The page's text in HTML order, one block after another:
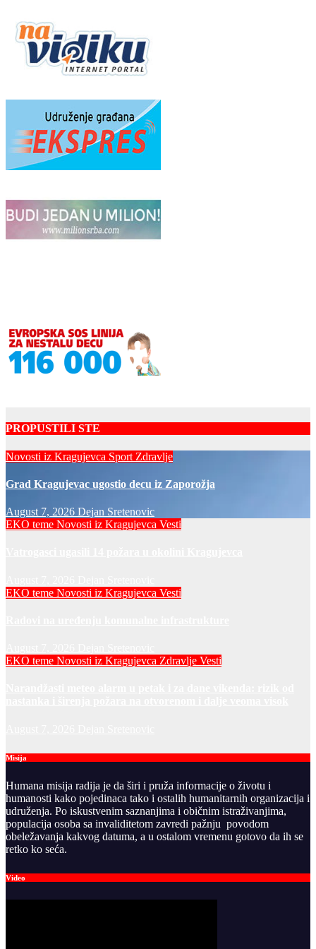
PROPUSTILI STE
Novosti iz Kragujevca Sport Zdravlje
Grad Kragujevac ugostio decu iz Zaporožja
August 7, 2026 Dejan Sretenovic
EKO teme Novosti iz Kragujevca Vesti
EKO teme Novosti iz Kragujevca Vesti
EKO teme Novosti iz Kragujevca Zdravlje Vesti
Misija
Humana misija radija je da širi i pruža informacije o životu i
humanosti kako pojedinaca tako i ostalih humanitarnih organizacija i
udruženja. Po iskustvenim saznanjima i običnim istraživanjima,
populacija osoba sa invaliditetom zavredi pažnju povodom
obeležavanja kakvog datuma, a u ostalom vremenu gotovo da ih se
retko ko seća.
Video